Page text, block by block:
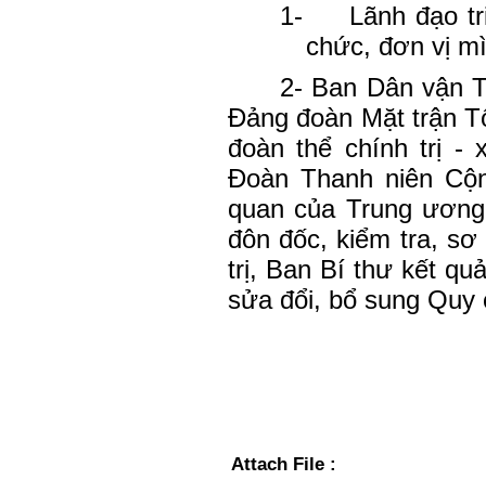
1-
Lãnh đạo
chức, đơn vị
2- Ban Dân vận
Đảng đoàn Mặt trận
đoàn thể chính trị -
Đoàn Thanh niên
quan của Trung
đôn đốc, kiểm tra,
trị, Ban Bí thư kết
sửa đổi, bổ sung Quy
Attach File :